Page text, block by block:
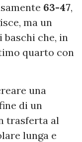
63-47,
ma un
che, in
quarto con
una
di un
trasferta al
lunga e